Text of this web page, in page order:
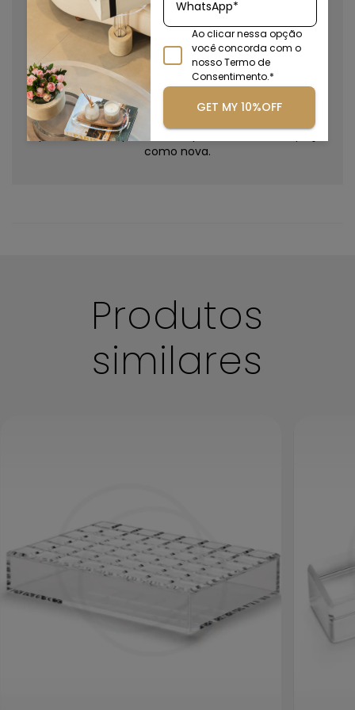
10x mais resistente que o vidro e maior flexibilidade de
produção.
Após muito tempo de uso, o polimento deixa a peça
como nova.
Mantenha suas peças sempre limpas e conservadas!
Antes de iniciar a limpeza certifique-se de que não há
macio.
Com outra flanela seca e um lustra móveis inicie a
limpeza colocando uma pequena quantidade de
Produtos
similares
WhatsApp*
Ao clicar nessa opção
você concorda com o
nosso Termo de
Consentimento.*
GET MY 10%OFF